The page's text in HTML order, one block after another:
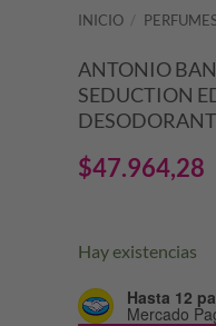
INICIO / PERFUMES
ANTONIO
SEDUCTION
$47.964,28
Hay existencias
Hasta 12
Mercado